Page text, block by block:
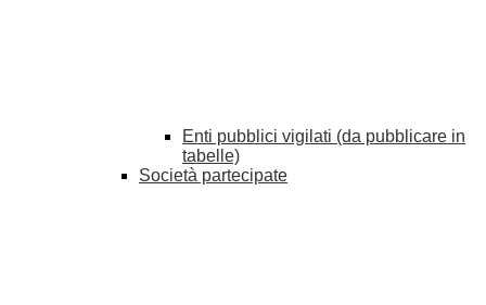
Enti pubblici vigilati (da pubblicare in
tabelle)
Società partecipate